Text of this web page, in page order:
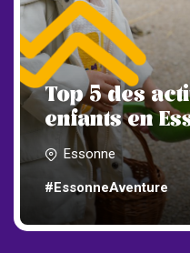
Top 5 des
enfants en
Essonne
#EssonneAventure